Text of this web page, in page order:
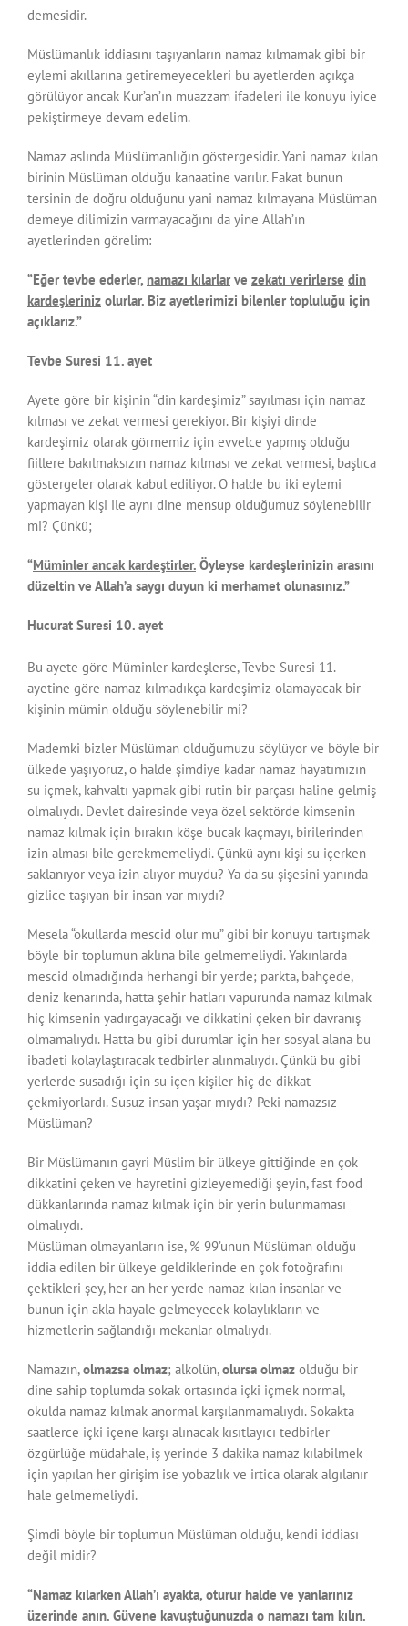
demesidir.
Müslümanlık iddiasını taşıyanların namaz kılmamak gibi bir
eylemi akıllarına getiremeyecekleri bu ayetlerden açıkça
görülüyor ancak Kur’an’ın muazzam ifadeleri ile konuyu iyice
pekiştirmeye devam edelim.
Namaz aslında Müslümanlığın göstergesidir. Yani namaz kılan
birinin Müslüman olduğu kanaatine varılır. Fakat bunun
tersinin de doğru olduğunu yani namaz kılmayana Müslüman
demeye dilimizin varmayacağını da yine Allah’ın
ayetlerinden görelim:
“Eğer tevbe ederler, namazı kılarlar ve zekatı verirlerse din
kardeşleriniz olurlar. Biz ayetlerimizi bilenler topluluğu için
açıklarız.”
Tevbe Suresi 11. ayet
Ayete göre bir kişinin “din kardeşimiz” sayılması için namaz
kılması ve zekat vermesi gerekiyor. Bir kişiyi dinde
kardeşimiz olarak görmemiz için evvelce yapmış olduğu
fiillere bakılmaksızın namaz kılması ve zekat vermesi, başlıca
göstergeler olarak kabul ediliyor. O halde bu iki eylemi
yapmayan kişi ile aynı dine mensup olduğumuz söylenebilir
mi? Çünkü;
“Müminler ancak kardeştirler. Öyleyse kardeşlerinizin arasını
düzeltin ve Allah’a saygı duyun ki merhamet olunasınız.”
Hucurat Suresi 10. ayet
Bu ayete göre Müminler kardeşlerse, Tevbe Suresi 11.
ayetine göre namaz kılmadıkça kardeşimiz olamayacak bir
kişinin mümin olduğu söylenebilir mi?
Mademki bizler Müslüman olduğumuzu söylüyor ve böyle bir
ülkede yaşıyoruz, o halde şimdiye kadar namaz hayatımızın
su içmek, kahvaltı yapmak gibi rutin bir parçası haline gelmiş
olmalıydı. Devlet dairesinde veya özel sektörde kimsenin
namaz kılmak için bırakın köşe bucak kaçmayı, birilerinden
izin alması bile gerekmemeliydi. Çünkü aynı kişi su içerken
saklanıyor veya izin alıyor muydu? Ya da su şişesini yanında
gizlice taşıyan bir insan var mıydı?
Mesela “okullarda mescid olur mu” gibi bir konuyu tartışmak
böyle bir toplumun aklına bile gelmemeliydi. Yakınlarda
mescid olmadığında herhangi bir yerde; parkta, bahçede,
deniz kenarında, hatta şehir hatları vapurunda namaz kılmak
hiç kimsenin yadırgayacağı ve dikkatini çeken bir davranış
olmamalıydı. Hatta bu gibi durumlar için her sosyal alana bu
ibadeti kolaylaştıracak tedbirler alınmalıydı. Çünkü bu gibi
yerlerde susadığı için su içen kişiler hiç de dikkat
çekmiyorlardı. Susuz insan yaşar mıydı? Peki namazsız
Müslüman?
Bir Müslümanın gayri Müslim bir ülkeye gittiğinde en çok
dikkatini çeken ve hayretini gizleyemediği şeyin, fast food
dükkanlarında namaz kılmak için bir yerin bulunmaması
olmalıydı.
Müslüman olmayanların ise, % 99’unun Müslüman olduğu
iddia edilen bir ülkeye geldiklerinde en çok fotoğrafını
çektikleri şey, her an her yerde namaz kılan insanlar ve
bunun için akla hayale gelmeyecek kolaylıkların ve
hizmetlerin sağlandığı mekanlar olmalıydı.
Namazın,olmazsa olmaz; alkolün,olursa olmaz olduğu bir
dine sahip toplumda sokak ortasında içki içmek normal,
okulda namaz kılmak anormal karşılanmamalıydı. Sokakta
saatlerce içki içene karşı alınacak kısıtlayıcı tedbirler
özgürlüğe müdahale, iş yerinde 3 dakika namaz kılabilmek
için yapılan her girişim ise yobazlık ve irtica olarak algılanır
hale gelmemeliydi.
Şimdi böyle bir toplumun Müslüman olduğu, kendi iddiası
değil midir?
“Namaz kılarken Allah’ı ayakta, oturur halde ve yanlarınız
üzerinde anın. Güvene kavuştuğunuzda o namazı tam kılın.